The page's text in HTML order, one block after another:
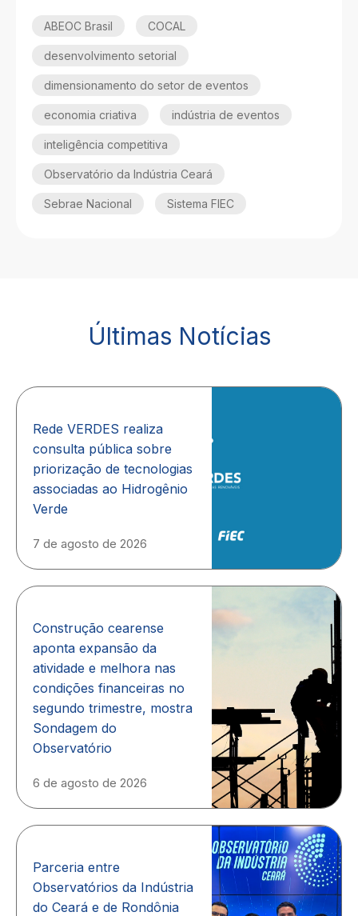
ABEOC Brasil COCAL
desenvolvimento setorial
dimensionamento do setor de eventos
economia criativa indústria de eventos
inteligência competitiva
Observatório da Indústria Ceará
Sebrae Nacional Sistema FIEC
Últimas Notícias
Rede VERDES realiza
consulta pública sobre
priorização de tecnologias
associadas ao Hidrogênio
Verde
7 de agosto de 2026
Construção cearense
aponta expansão da
atividade e melhora nas
condições financeiras no
segundo trimestre, mostra
Sondagem do
Observatório
6 de agosto de 2026
Parceria entre
Observatórios da Indústria
do Ceará e de Rondônia